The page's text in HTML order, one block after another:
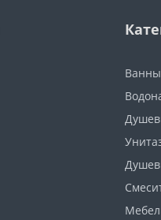
Ванны